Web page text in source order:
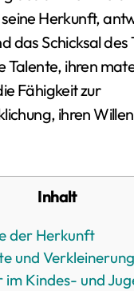
Herkunft,
das Schicksal des
Talente, ihren
Fähigkeit zur
ihren
Inhalt
der Herkunft
und
im Kindes- und